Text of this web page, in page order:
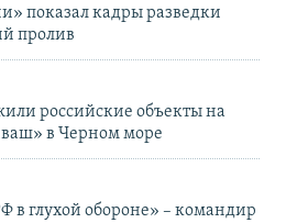
показал кадры разведки
пролив
российские объекты на
в Черном море
в глухой обороне» – командир